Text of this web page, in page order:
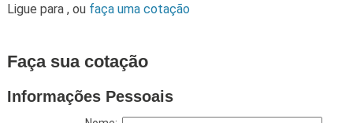
Ligue para , ou faça uma cotação
Faça sua cotação
Informações Pessoais